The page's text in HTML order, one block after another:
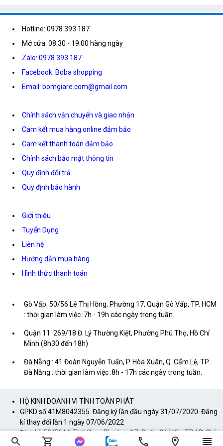
Hotline: 0978 393 187
Mở cửa: 08:30 - 19:00 hàng ngày
Zalo: 0978.393.187
Facebook: Boba shopping
Email: bomgiare.com@gmail.com
Chính sách vận chuyển và giao nhận
Cam kết mua hàng online đảm bảo
Cam kết thanh toán đảm bảo
Chính sách bảo mật thông tin
Quy định đổi trả
Quy định bảo hành
Giới thiệu
Tuyển Dụng
Liên hệ
Hướng dẫn mua hàng
Hình thức thanh toán
Gò Vấp: 50/56 Lê Thị Hồng, Phường 17, Quận Gò Vấp, TP. HCM
: thời gian làm việc :7h - 19h các ngày trong tuần.
Quận 11: 269/18 Đ. Lý Thường Kiệt, Phường Phú Thọ, Hồ Chí
Minh (8h30 đến 18h)
Đà Nẵng : 41 Đoàn Nguyễn Tuấn, P. Hòa Xuân, Q. Cẩm Lệ, TP.
Đà Nẵng : thời gian làm việc :8h - 17h các ngày trong tuần.
HỘ KINH DOANH VI TÍNH TOÀN PHÁT
GPKD số 41M8042355. Đăng ký lần đầu ngày 31/07/2020. Đăng
kí thay đổi lần 1 ngày 07/06/2022
Địa chỉ: 50/56 Lê Thị Hồng, Phường 17, Quận Gò Vấp, TP. Hồ Chí